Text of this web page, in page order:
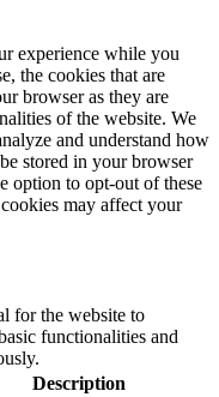
experience while you
the cookies that are
browser as they are
of the website. We
and understand how
stored in your browser
option to opt-out of these
may affect your
for the website to
functionalities and
Description